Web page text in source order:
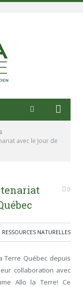
avec le Jour de
0
RESSOURCES NATURELLES
Terre Québec depuis
collaboration avec
Allo la Terre! Ce